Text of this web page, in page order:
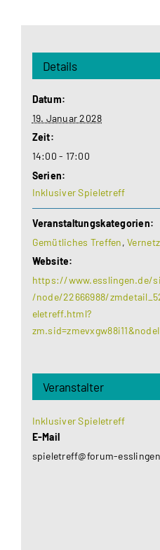
Details
Datum:
19. Januar 2028
Zeit:
14:00 - 17:00
Serien:
Inklusiver Spieletreff
Veranstaltungskategorien:
Gemütliches Treffen,
Website:
https://www.esslingen.de/
/node/22666988/
eletreff.html?
Veranstalter
Inklusiver Spieletreff
E-Mail
spieletreff@forum-